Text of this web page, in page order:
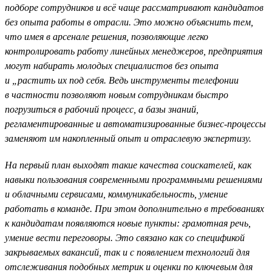
подборе сотрудников и всё чаще рассматривают кандидатов
без опыта работы в отрасли. Это можно объяснить тем,
что имея в арсенале решения, позволяющие легко
контролировать работу линейных менеджеров, предприятия
могут набирать молодых специалистов без опыта
и „растить их под себя. Ведь инструменты телефонии
в частности позволяют новым сотрудникам быстро
погрузиться в рабочий процесс, а базы знаний,
регламентированные и автоматизированные бизнес-процессы
заменяют им накопленный опыт и отраслевую экспертизу.
На первый план выходят такие качества соискателей, как
навыки пользования современными программными решениями
и облачными сервисами, коммуникабельность, умение
работать в команде. При этом дополнительно в требованиях
к кандидатам появляются новые пункты: грамотная речь,
умение вести переговоры. Это связано как со спецификой
закрываемых вакансий, так и с появлением технологий для
отслеживания подобных метрик и оценки по ключевым для